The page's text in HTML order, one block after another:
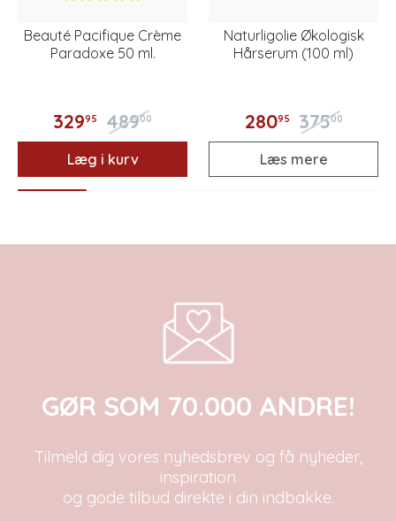
Beauté Pacifique Crème
Paradoxe 50 ml.
32995 48900
Læg i kurv
Naturligolie Økologisk
Hårserum (100 ml)
28095 37500
Læs mere
GØR SOM 70.000 ANDRE!
Tilmeld dig vores nyhedsbrev og få nyheder,
inspiration
og gode tilbud direkte i din indbakke.